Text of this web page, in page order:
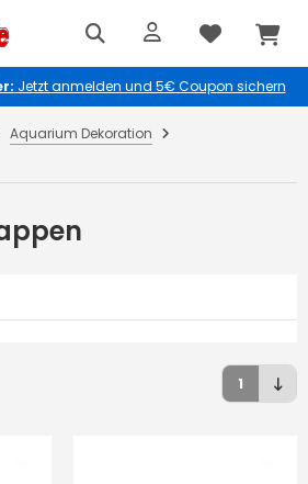
Jetzt anmelden und 5€ Coupon sichern
Aquarium Dekoration
1